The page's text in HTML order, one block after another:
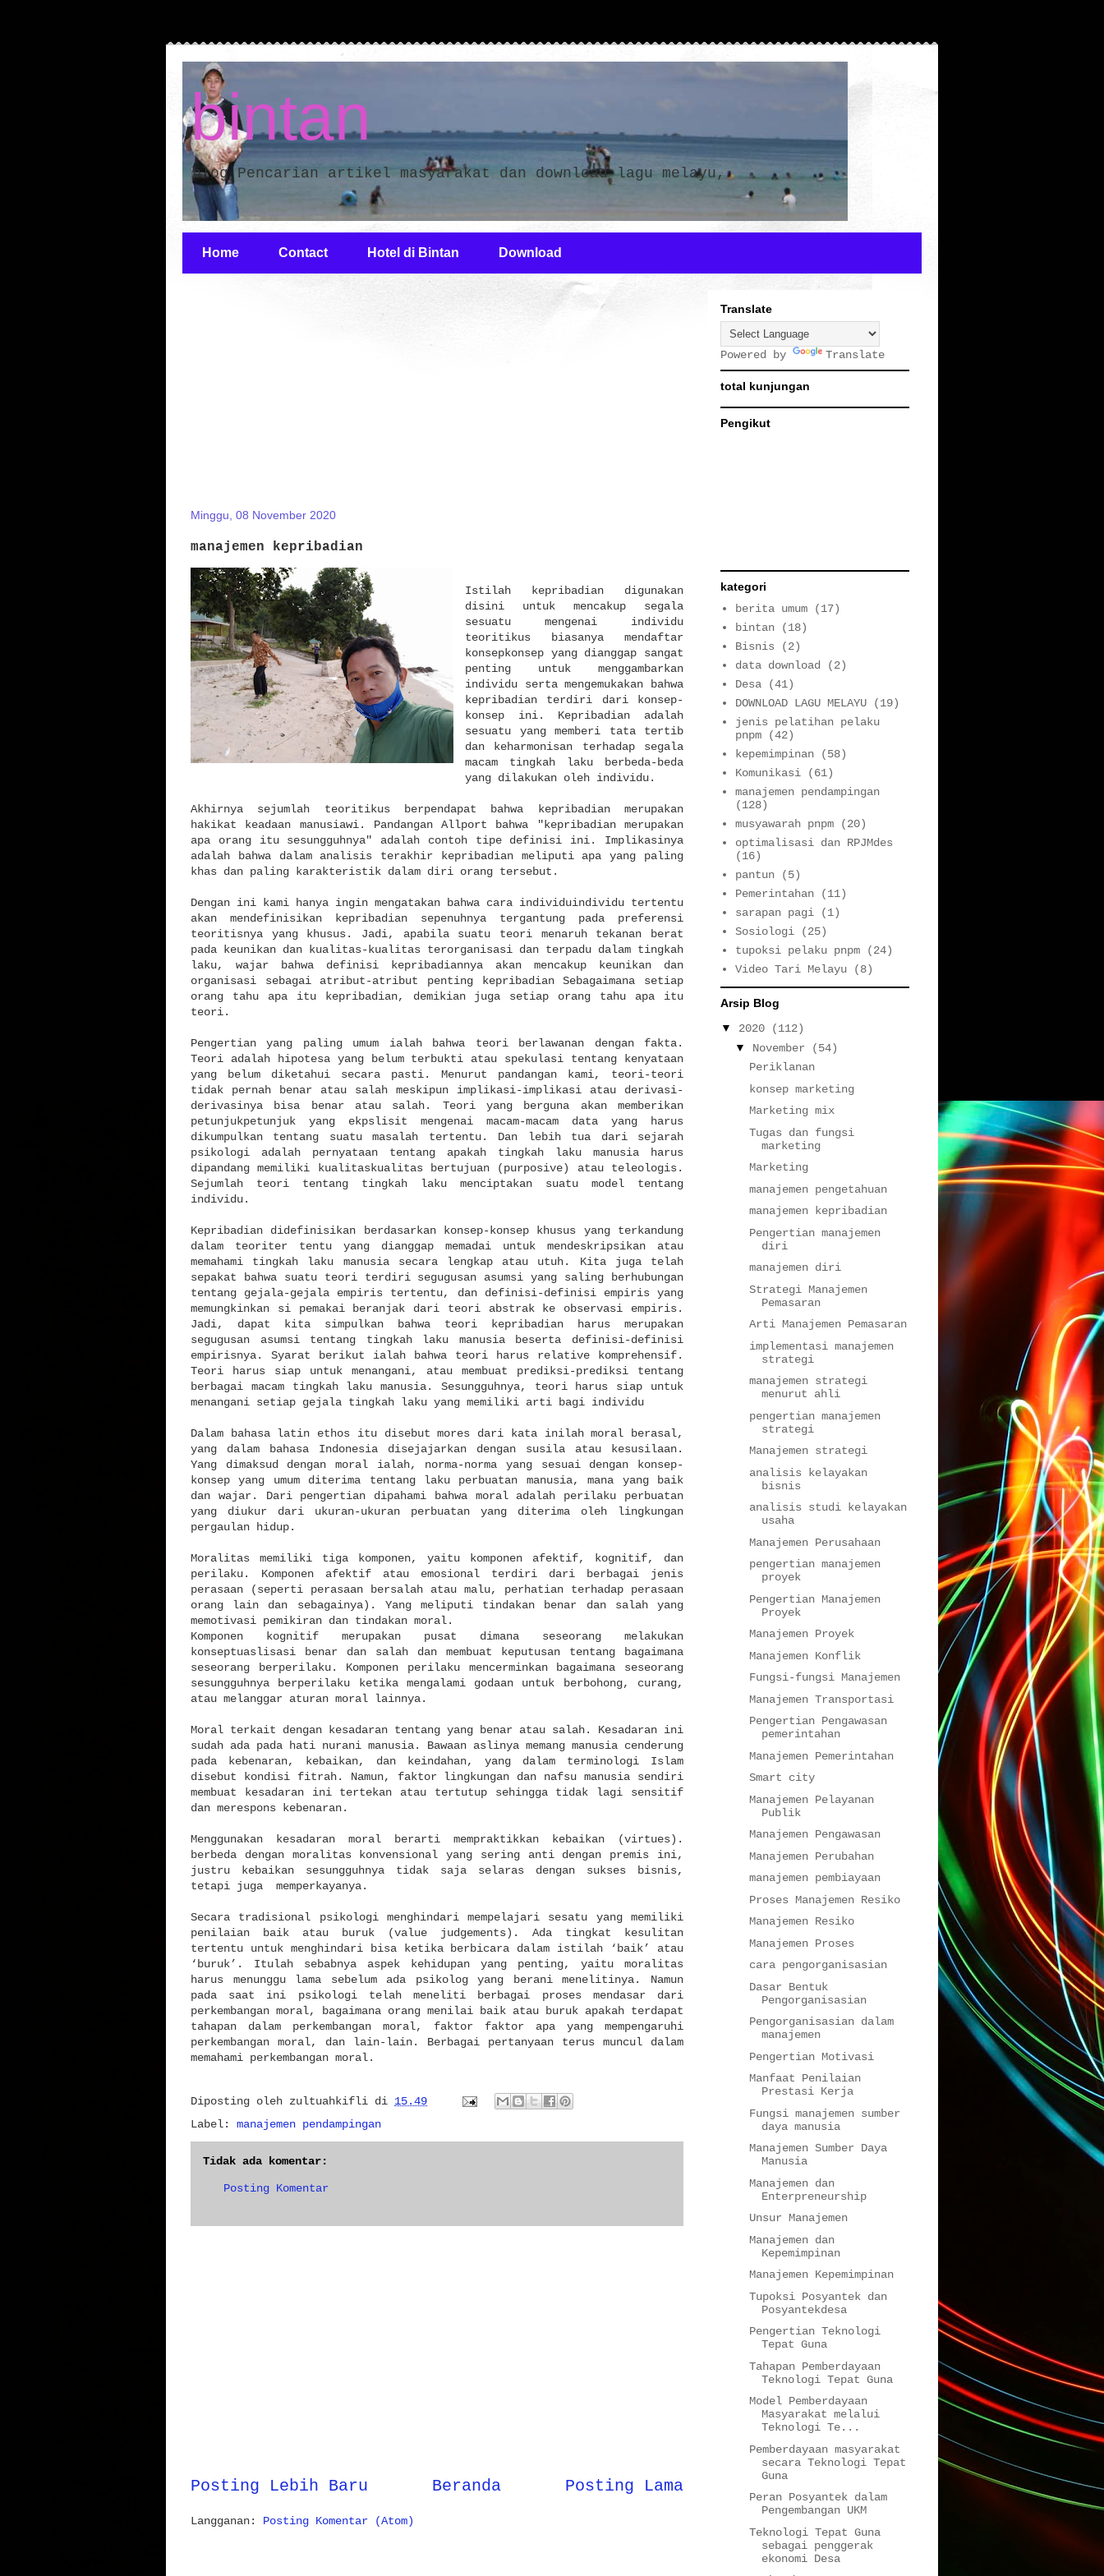
bintan
blog Pencarian artikel masyarakat dan download lagu melayu,
Home Contact Hotel di Bintan Download
Minggu, 08 November 2020
manajemen kepribadian
Istilah kepribadian digunakan
disini untuk mencakup segala
sesuatu mengenai individu
teoritikus biasanya mendaftar
konsepkonsep yang dianggap sangat
penting untuk menggambarkan
individu serta mengemukakan bahwa
kepribadian terdiri dari konsep-
konsep ini. Kepribadian adalah
sesuatu yang memberi tata tertib
dan keharmonisan terhadap segala
macam tingkah laku berbeda-beda
yang dilakukan oleh individu.
Akhirnya sejumlah teoritikus berpendapat bahwa kepribadian merupakan
hakikat keadaan manusiawi. Pandangan Allport bahwa "kepribadian merupakan
apa orang itu sesungguhnya" adalah contoh tipe definisi ini. Implikasinya
adalah bahwa dalam analisis terakhir kepribadian meliputi apa yang paling
khas dan paling karakteristik dalam diri orang tersebut.
Dengan ini kami hanya ingin mengatakan bahwa cara individuindividu tertentu
akan mendefinisikan kepribadian sepenuhnya tergantung pada preferensi
teoritisnya yang khusus. Jadi, apabila suatu teori menaruh tekanan berat
pada keunikan dan kualitas-kualitas terorganisasi dan terpadu dalam tingkah
laku, wajar bahwa definisi kepribadiannya akan mencakup keunikan dan
organisasi sebagai atribut-atribut penting kepribadian Sebagaimana setiap
orang tahu apa itu kepribadian, demikian juga setiap orang tahu apa itu
teori.
Pengertian yang paling umum ialah bahwa teori berlawanan dengan fakta.
Teori adalah hipotesa yang belum terbukti atau spekulasi tentang kenyataan
yang belum diketahui secara pasti. Menurut pandangan kami, teori-teori
tidak pernah benar atau salah meskipun implikasi-implikasi atau derivasi-
derivasinya bisa benar atau salah. Teori yang berguna akan memberikan
petunjukpetunjuk yang ekpslisit mengenai macam-macam data yang harus
dikumpulkan tentang suatu masalah tertentu. Dan lebih tua dari sejarah
psikologi adalah pernyataan tentang apakah tingkah laku manusia harus
dipandang memiliki kualitaskualitas bertujuan (purposive) atau teleologis.
Sejumlah teori tentang tingkah laku menciptakan suatu model tentang
individu.
Kepribadian didefinisikan berdasarkan konsep-konsep khusus yang terkandung
dalam teoriter tentu yang dianggap memadai untuk mendeskripsikan atau
memahami tingkah laku manusia secara lengkap atau utuh. Kita juga telah
sepakat bahwa suatu teori terdiri segugusan asumsi yang saling berhubungan
tentang gejala-gejala empiris tertentu, dan definisi-definisi empiris yang
memungkinkan si pemakai beranjak dari teori abstrak ke observasi empiris.
Jadi, dapat kita simpulkan bahwa teori kepribadian harus merupakan
segugusan asumsi tentang tingkah laku manusia beserta definisi-definisi
empirisnya. Syarat berikut ialah bahwa teori harus relative komprehensif.
Teori harus siap untuk menangani, atau membuat prediksi-prediksi tentang
berbagai macam tingkah laku manusia. Sesungguhnya, teori harus siap untuk
menangani setiap gejala tingkah laku yang memiliki arti bagi individu
Dalam bahasa latin ethos itu disebut mores dari kata inilah moral berasal,
yang dalam bahasa Indonesia disejajarkan dengan susila atau kesusilaan.
Yang dimaksud dengan moral ialah, norma-norma yang sesuai dengan konsep-
konsep yang umum diterima tentang laku perbuatan manusia, mana yang baik
dan wajar. Dari pengertian dipahami bahwa moral adalah perilaku perbuatan
yang diukur dari ukuran-ukuran perbuatan yang diterima oleh lingkungan
pergaulan hidup.
Moralitas memiliki tiga komponen, yaitu komponen afektif, kognitif, dan
perilaku. Komponen afektif atau emosional terdiri dari berbagai jenis
perasaan (seperti perasaan bersalah atau malu, perhatian terhadap perasaan
orang lain dan sebagainya). Yang meliputi tindakan benar dan salah yang
memotivasi pemikiran dan tindakan moral.
Komponen kognitif merupakan pusat dimana seseorang melakukan
konseptuaslisasi benar dan salah dan membuat keputusan tentang bagaimana
seseorang berperilaku. Komponen perilaku mencerminkan bagaimana seseorang
sesungguhnya berperilaku ketika mengalami godaan untuk berbohong, curang,
atau melanggar aturan moral lainnya.
Moral terkait dengan kesadaran tentang yang benar atau salah. Kesadaran ini
sudah ada pada hati nurani manusia. Bawaan aslinya memang manusia cenderung
pada kebenaran, kebaikan, dan keindahan, yang dalam terminologi Islam
disebut kondisi fitrah. Namun, faktor lingkungan dan nafsu manusia sendiri
membuat kesadaran ini tertekan atau tertutup sehingga tidak lagi sensitif
dan merespons kebenaran.
Menggunakan kesadaran moral berarti mempraktikkan kebaikan (virtues).
berbeda dengan moralitas konvensional yang sering anti dengan premis ini,
justru kebaikan sesungguhnya tidak saja selaras dengan sukses bisnis,
tetapi juga memperkayanya.
Secara tradisional psikologi menghindari mempelajari sesatu yang memiliki
penilaian baik atau buruk (value judgements). Ada tingkat kesulitan
tertentu untuk menghindari bisa ketika berbicara dalam istilah ‘baik’ atau
‘buruk’. Itulah sebabnya aspek kehidupan yang penting, yaitu moralitas
harus menunggu lama sebelum ada psikolog yang berani menelitinya. Namun
pada saat ini psikologi telah meneliti berbagai proses mendasar dari
perkembangan moral, bagaimana orang menilai baik atau buruk apakah terdapat
tahapan dalam perkembangan moral, faktor faktor apa yang mempengaruhi
perkembangan moral, dan lain-lain. Berbagai pertanyaan terus muncul dalam
memahami perkembangan moral.
Diposting oleh zultuahkifli di 15.49
Label: manajemen pendampingan
Tidak ada komentar:
Posting Komentar
Posting Lebih Baru Posting Lama
Beranda
Langganan: Posting Komentar (Atom)
Translate
Powered by Translate
total kunjungan
Pengikut
kategori
berita umum
(17)
bintan
(18)
Bisnis
(2)
data download
(2)
Desa
(41)
DOWNLOAD LAGU MELAYU
(19)
jenis pelatihan pelaku
pnpm
(42)
kepemimpinan
(58)
Komunikasi
(61)
manajemen pendampingan
(128)
musyawarah pnpm
(20)
optimalisasi dan RPJMdes
(16)
pantun
(5)
Pemerintahan
(11)
sarapan pagi
(1)
Sosiologi
(25)
tupoksi pelaku pnpm
(24)
Video Tari Melayu
(8)
Arsip Blog
▼ 2020
(112)
▼ November
(54)
Periklanan
konsep marketing
Marketing mix
Tugas dan fungsi
marketing
Marketing
manajemen pengetahuan
manajemen kepribadian
Pengertian manajemen
diri
manajemen diri
Strategi Manajemen
Pemasaran
Arti Manajemen Pemasaran
implementasi manajemen
strategi
manajemen strategi
menurut ahli
pengertian manajemen
strategi
Manajemen strategi
analisis kelayakan
bisnis
analisis studi kelayakan
usaha
Manajemen Perusahaan
pengertian manajemen
proyek
Pengertian Manajemen
Proyek
Manajemen Proyek
Manajemen Konflik
Fungsi-fungsi Manajemen
Manajemen Transportasi
Pengertian Pengawasan
pemerintahan
Manajemen Pemerintahan
Smart city
Manajemen Pelayanan
Publik
Manajemen Pengawasan
Manajemen Perubahan
manajemen pembiayaan
Proses Manajemen Resiko
Manajemen Resiko
Manajemen Proses
cara pengorganisasian
Dasar Bentuk
Pengorganisasian
Pengorganisasian dalam
manajemen
Pengertian Motivasi
Manfaat Penilaian
Prestasi Kerja
Fungsi manajemen sumber
daya manusia
Manajemen Sumber Daya
Manusia
Manajemen dan
Enterpreneurship
Unsur Manajemen
Manajemen dan
Kepemimpinan
Manajemen Kepemimpinan
Tupoksi Posyantek dan
Posyantekdesa
Pengertian Teknologi
Tepat Guna
Tahapan Pemberdayaan
Teknologi Tepat Guna
Model Pemberdayaan
Masyarakat melalui
Teknologi Te...
Pemberdayaan masyarakat
secara Teknologi Tepat
Guna
Peran Posyantek dalam
Pengembangan UKM
Teknologi Tepat Guna
sebagai penggerak
ekonomi Desa